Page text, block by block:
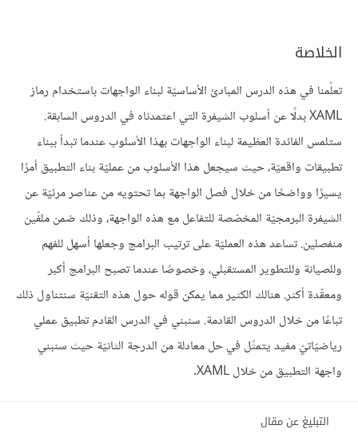
<Label Text = "Hello" />
الخلاصة
تعلّمنا في هذه الدرس المبادئ الأساسيّة لبناء الواجهات باستخدام رماز
XAML بدلًا عن أسلوب الشيفرة التي اعتمدناه في الدروس السابقة.
ستلمس الفائدة العظيمة لبناء الواجهات بهذا الأسلوب عندما تبدأ ببناء
تطبيقات واقعيّة، حيث سيجعل هذا الأسلوب من عمليّة بناء التطبيق أمرًا
يسيرًا وواضحًا من خلال فصل الواجهة بما تحتويه من عناصر مرئيّة عن
الشيفرة البرمجيّة المخصّصة للتفاعل مع هذه الواجهة، وذلك ضمن ملفّين
منفصلين. تساعد هذه العمليّة على ترتيب البرامج وجعلها أسهل للفهم
وللصيانة وللتطوير المستقبلي، وخصوصًا عندما تصبح البرامج أكبر
ومعقّدة أكثر. هنالك الكثير مما يمكن قوله حول هذه التقنيّة سنتناول ذلك
تباعًا من خلال الدروس القادمة. سنبني في الدرس القادم تطبيق عملي
رياضيّاتيّ مفيد يتمثّل في حل معادلة من الدرجة الثانيّة حيث سنبني
واجهة التطبيق من خلال XAML.
التبليغ عن مقال